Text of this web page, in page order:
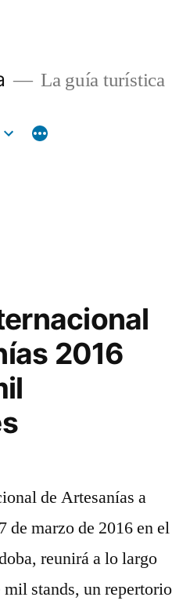
La guía turística
2016
de Artesanías a
de marzo de 2016 en el
reunirá a lo largo
stands, un repertorio